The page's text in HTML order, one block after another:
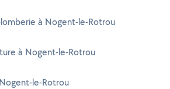
à Nogent-le-Rotrou
à Nogent-le-Rotrou
le-Rotrou